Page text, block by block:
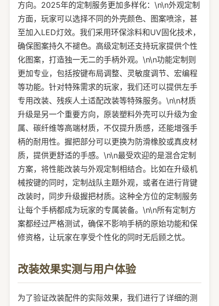
方向。2025年的定制服务更加多样化：\n\n外观定制
方面，玩家可以选择不同的外壳颜色、图案喷涂，甚
至加入LED灯效。我们采用环保涂料和UV固化技术，
确保图案持久不褪色。高级定制还支持玩家提供个性
化图案，打造独一无二的手柄外观。\n\n功能定制则
更加专业，包括按键布局调整、灵敏度调节、宏编程
等功能。针对特殊需求的玩家，我们还可以提供左手
专用改装、残疾人土适配改装等特殊服务。\n\n材质
升级是另一个重要方向，原装塑料外壳可以升级为金
属、碳纤维等高端材质，不仅提升质感，还能增强手
柄的耐用性。握把部分可以更换为防滑橡胶或真皮材
质，提供更舒适的手感。\n\n最受欢迎的是混合定制
方案，将性能改装与外观定制相结合。比如在升级机
械按键的同时，定制战队主题外观，或者在进行背键
改装时，同步升级握把材质。这种全方位的定制服务
让每个手柄都成为玩家的专属装备。\n\n所有定制方
案都经过严格测试，确保不影响手柄的原始功能和保
修资格，让玩家在享受个性化的同时无后顾之忧。
改装效果实测与用户体验
为了验证改装配件的实际效果，我们进行了详细的测